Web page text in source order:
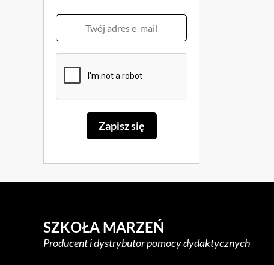
SZKOŁA MARZEŃ
Producent i dystrybutor pomocy dydaktycznych